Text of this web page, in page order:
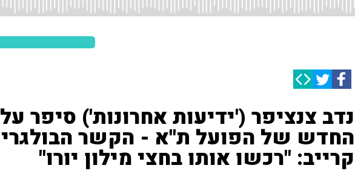
נדב צנציפר ('ידיעות אחרונות') סיפר
החדש של הפועל ת''א - הקשר הבולגרי
קרייב: "רכשו אותו בחצי מילון יורו"